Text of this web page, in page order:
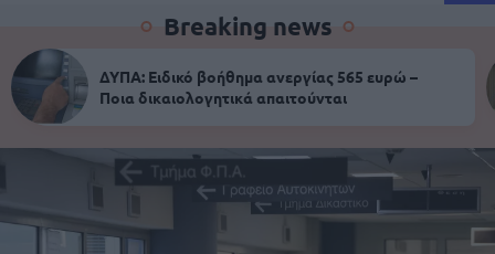
Breaking news
ΔΥΠΑ: Ειδικό βοήθημα ανεργίας 565 ευρώ –
Ποια δικαιολογητικά απαιτούνται